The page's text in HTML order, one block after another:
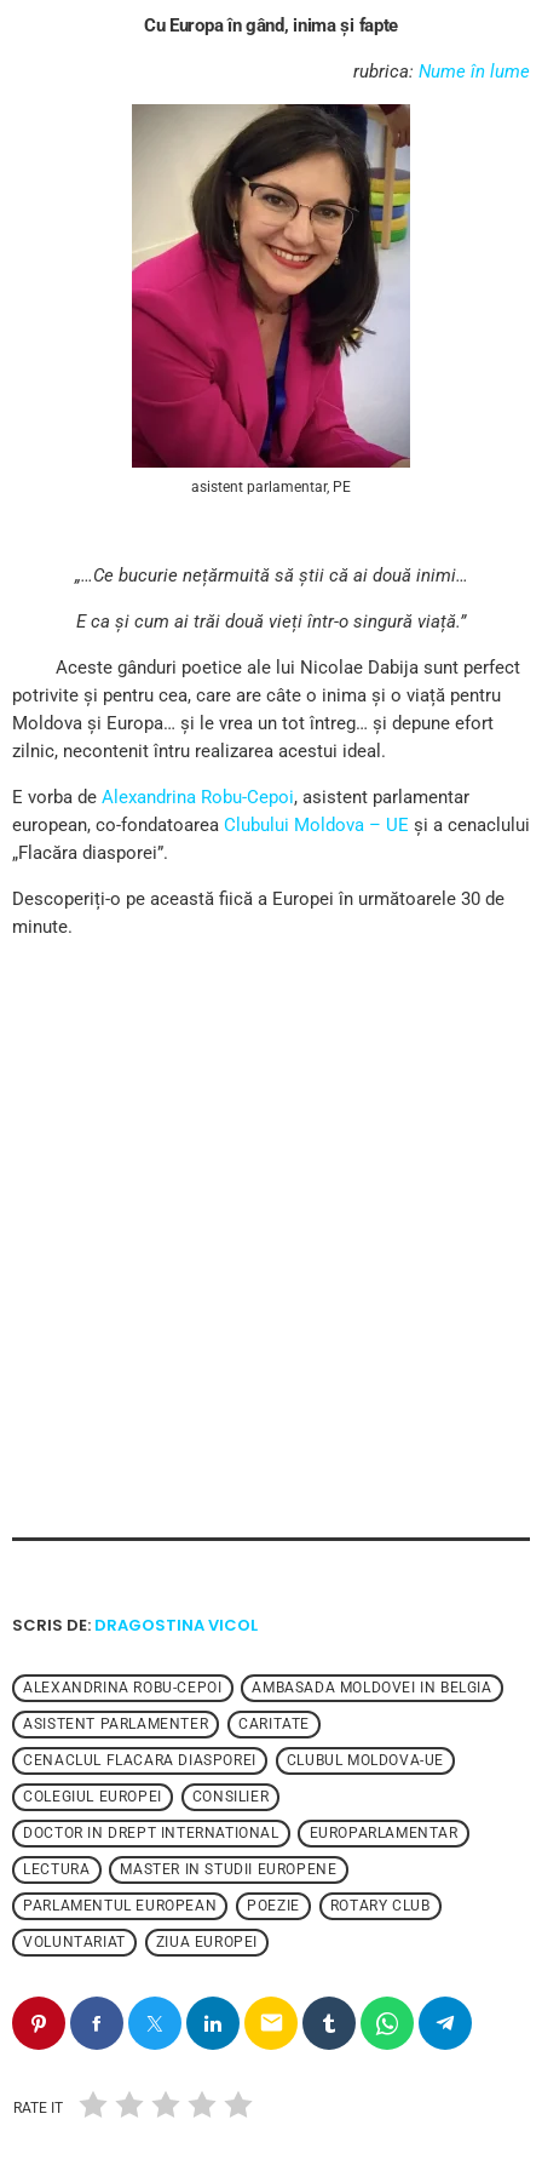
Cu Europa în gând, inima și fapte
rubrica: Nume în lume
asistent parlamentar, PE
„…Ce bucurie nețărmuită să știi că ai două inimi…
E ca și cum ai trăi două vieți într-o singură viață.”
Aceste gânduri poetice ale lui Nicolae Dabija sunt perfect
potrivite și pentru cea, care are câte o inima și o viață pentru
Moldova și Europa… și le vrea un tot întreg… și depune efort
zilnic, necontenit întru realizarea acestui ideal.
E vorba de Alexandrina Robu-Cepoi, asistent parlamentar
european, co-fondatoarea Clubului Moldova – UE și a cenaclului
„Flacăra diasporei”.
Descoperiți-o pe această fiică a Europei în următoarele 30 de
minute.
SCRIS DE: DRAGOSTINA VICOL
ALEXANDRINA ROBU-CEPOI AMBASADA MOLDOVEI IN BELGIA
ASISTENT PARLAMENTER CARITATE
CENACLUL FLACARA DIASPOREI CLUBUL MOLDOVA-UE
COLEGIUL EUROPEI CONSILIER
DOCTOR IN DREPT INTERNATIONAL EUROPARLAMENTAR
LECTURA MASTER IN STUDII EUROPENE
PARLAMENTUL EUROPEAN POEZIE ROTARY CLUB
VOLUNTARIAT ZIUA EUROPEI
email
RATE IT